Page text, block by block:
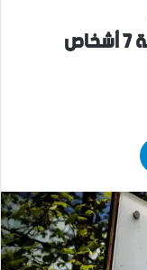
منظمة الصحة العالمية تؤكد إصابة 7 أشخاص